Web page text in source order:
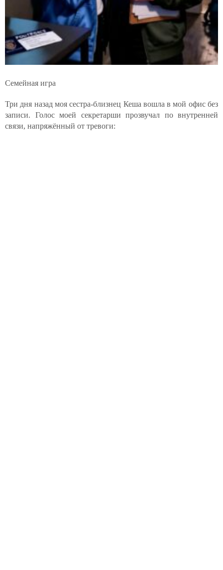
Семейная игра
Три дня назад моя сестра-близнец Кеша вошла в мой офис без
записи. Голос моей секретарши прозвучал по внутренней
связи, напряжённый от тревоги: